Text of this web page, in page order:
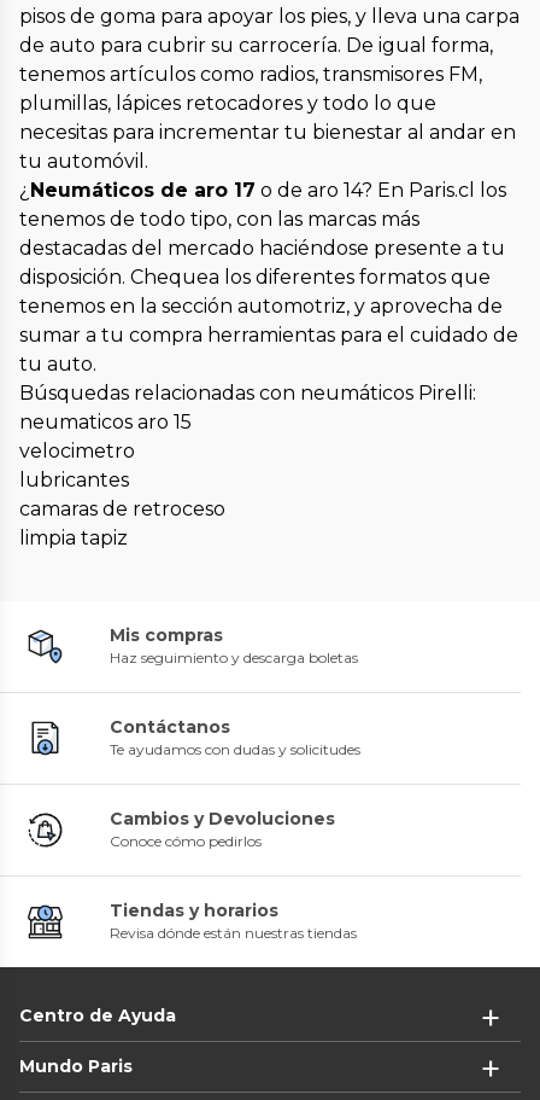
pisos de goma para apoyar los pies, y lleva una carpa
de auto para cubrir su carrocería. De igual forma,
tenemos artículos como radios, transmisores FM,
plumillas, lápices retocadores y todo lo que
necesitas para incrementar tu bienestar al andar en
tu automóvil.
¿ Neumáticos de aro 17 o de aro 14? En Paris.cl los
tenemos de todo tipo, con las marcas más
destacadas del mercado haciéndose presente a tu
disposición. Chequea los diferentes formatos que
tenemos en la sección automotriz, y aprovecha de
sumar a tu compra herramientas para el cuidado de
tu auto.
Búsquedas relacionadas con neumáticos Pirelli:
neumaticos aro 15
velocimetro
lubricantes
camaras de retroceso
limpia tapiz
Mis compras
Haz seguimiento y descarga boletas
Contáctanos
Te ayudamos con dudas y solicitudes
Cambios y Devoluciones
Conoce cómo pedirlos
Tiendas y horarios
Revisa dónde están nuestras tiendas
Centro de Ayuda
Mundo Paris